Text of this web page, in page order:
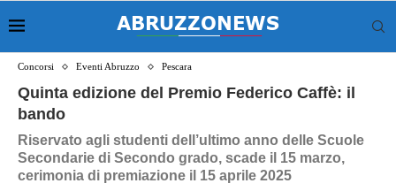
Concorsi Eventi Abruzzo Pescara
Quinta edizione del Premio Federico Caffè: il
bando
Riservato agli studenti dell’ultimo anno delle Scuole
Secondarie di Secondo grado, scade il 15 marzo,
cerimonia di premiazione il 15 aprile 2025